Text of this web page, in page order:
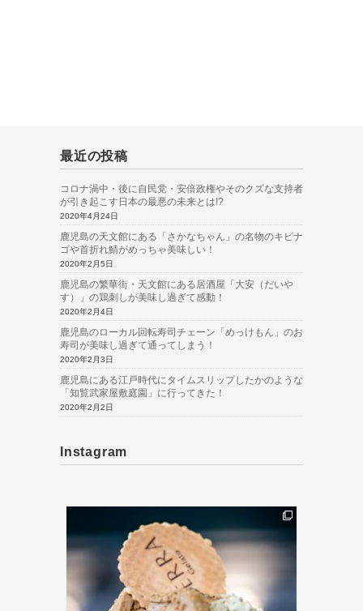
最近の投稿
コロナ渦中・後に自民党・安倍政権やそのクズな支持者
が引き起こす日本の最悪の未来とは!?
2020年4月24日
鹿児島の天文館にある「さかなちゃん」の名物のキビナ
ゴや首折れ鯖がめっちゃ美味しい！
2020年2月5日
鹿児島の繁華街・天文館にある居酒屋「大安（だいや
す）」の鶏刺しが美味し過ぎて感動！
2020年2月4日
鹿児島のローカル回転寿司チェーン「めっけもん」のお
寿司が美味し過ぎて通ってしまう！
2020年2月3日
鹿児島にある江戸時代にタイムスリップしたかのような
「知覧武家屋敷庭園」に行ってきた！
2020年2月2日
Instagram